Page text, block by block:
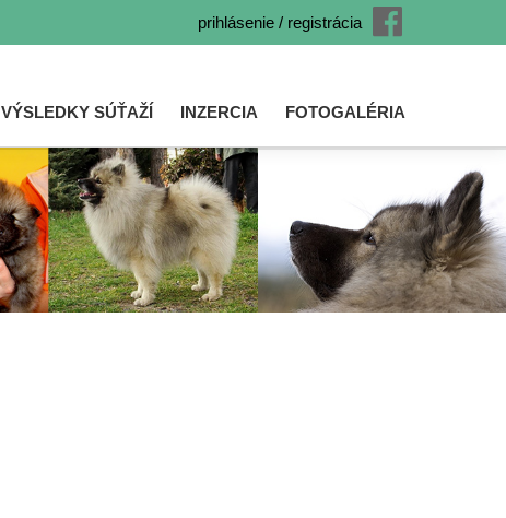
prihlásenie / registrácia
VÝSLEDKY SÚŤAŽÍ INZERCIA FOTOGALÉRIA